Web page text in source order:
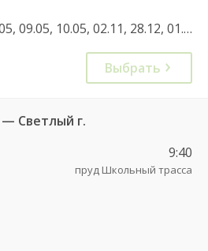
27.04, 29.04, 30.04, 01.05, 09.05, 10.05, 02.11, 28.12, 01.05, 02.05, 08.05, 09.05, 12.06, 13.06, 03.11, 04.11, 31.12, 03.01, 04.01, 06.01, 05.01, 08.01, 09.01, 10.01, 11.01
Выбрать
— Светлый г.
9:40
пруд Школьный трасса